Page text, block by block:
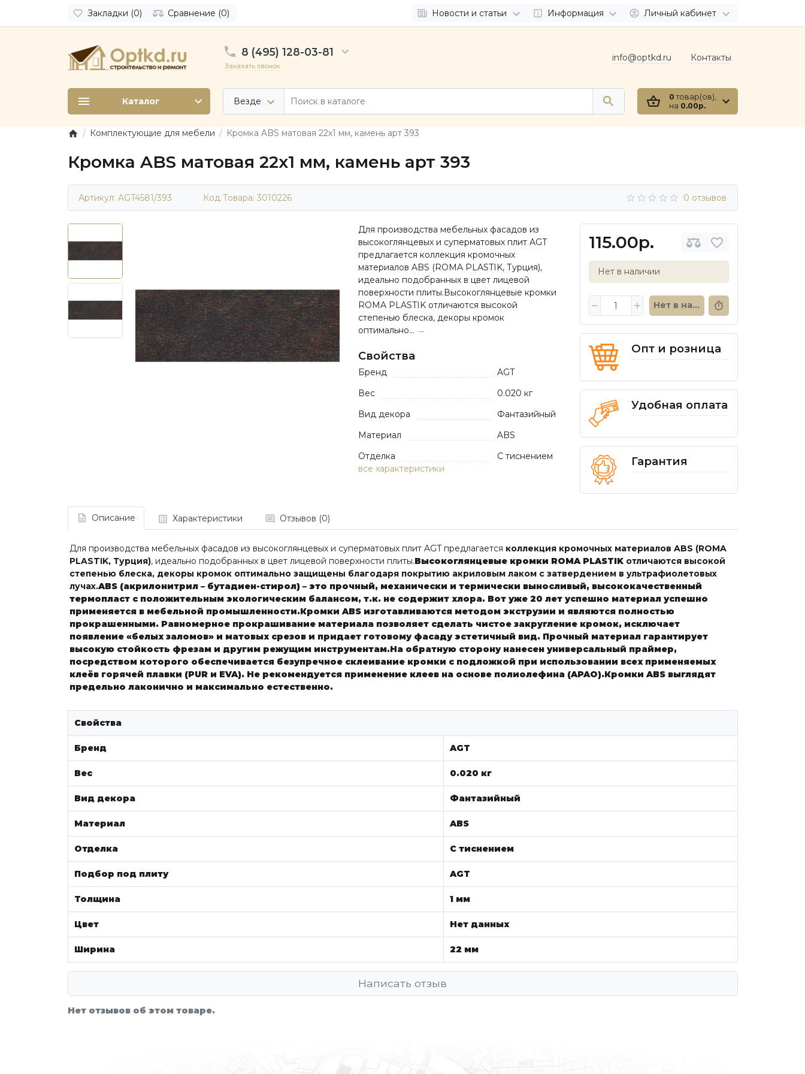
Закладки (0) Сравнение (0) Новости и статьи Информация Личный кабинет
8 (495) 128-03-81
Заказать звонок
Везде
info@optkd.ru Контакты
0 товар(ов),
на 0.00р.
Каталог
Комплектующие для мебели Кромка ABS матовая 22х1 мм, камень арт 393
Кромка ABS матовая 22х1 мм, камень арт 393
Артикул: AGT4581/393 Код Товара: 3010226 0 отзывов
115.00р.
Нет в наличии
Нет в наличии
Опт и розница
Удобная оплата
Гарантия
Для производства мебельных фасадов из
высокоглянцевых и суперматовых плит AGT
предлагается коллекция кромочных
материалов ABS (ROMA PLASTIK, Турция),
идеально подобранных в цвет лицевой
поверхности плиты.Высокоглянцевые кромки
ROMA PLASTIK отличаются высокой
степенью блеска, декоры кромок
оптимально... →
Свойства
Бренд
AGT
Вес
0.020 кг
Вид декора
Фантазийный
Материал
ABS
Отделка
С тиснением
все характеристики
Описание Характеристики Отзывов (0)
Для производства мебельных фасадов из высокоглянцевых и суперматовых плит AGT предлагается коллекция кромочных материалов ABS (ROMA
PLASTIK, Турция), идеально подобранных в цвет лицевой поверхности плиты.Высокоглянцевые кромки ROMA PLASTIK отличаются высокой
степенью блеска, декоры кромок оптимально защищены благодаря покрытию акриловым лаком с затвердением в ультрафиолетовых
лучах.ABS (акрилонитрил – бутадиен-стирол) – это прочный, механически и термически выносливый, высококачественный
термопласт с положительным экологическим балансом, т.к. не содержит хлора. Вот уже 20 лет успешно материал успешно
применяется в мебельной промышленности.Кромки ABS изготавливаются методом экструзии и являются полностью
прокрашенными. Равномерное прокрашивание материала позволяет сделать чистое закругление кромок, исключает
появление «белых заломов» и матовых срезов и придает готовому фасаду эстетичный вид. Прочный материал гарантирует
высокую стойкость фрезам и другим режущим инструментам.На обратную сторону нанесен универсальный праймер,
посредством которого обеспечивается безупречное склеивание кромки с подложкой при использовании всех применяемых
клеёв горячей плавки (PUR и EVA). Не рекомендуется применение клеев на основе полиолефина (APAO).Кромки ABS выглядят
предельно лаконично и максимально естественно.
Свойства
Бренд AGT
Вес 0.020 кг
Вид декора Фантазийный
Материал ABS
Отделка С тиснением
Подбор под плиту AGT
Толщина 1 мм
Цвет Нет данных
Ширина 22 мм
Написать отзыв
Нет отзывов об этом товаре.